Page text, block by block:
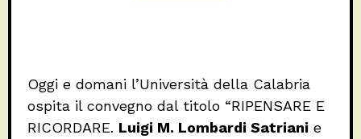
Oggi e domani l’Università della Calabria
ospita il convegno dal titolo “RIPENSARE E
RICORDARE. Luigi M. Lombardi Satriani e